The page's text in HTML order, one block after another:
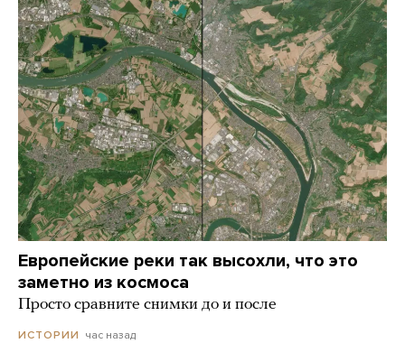
Европейские реки так высохли, что это
заметно из космоса
Просто сравните снимки до и после
ИСТОРИИ час назад